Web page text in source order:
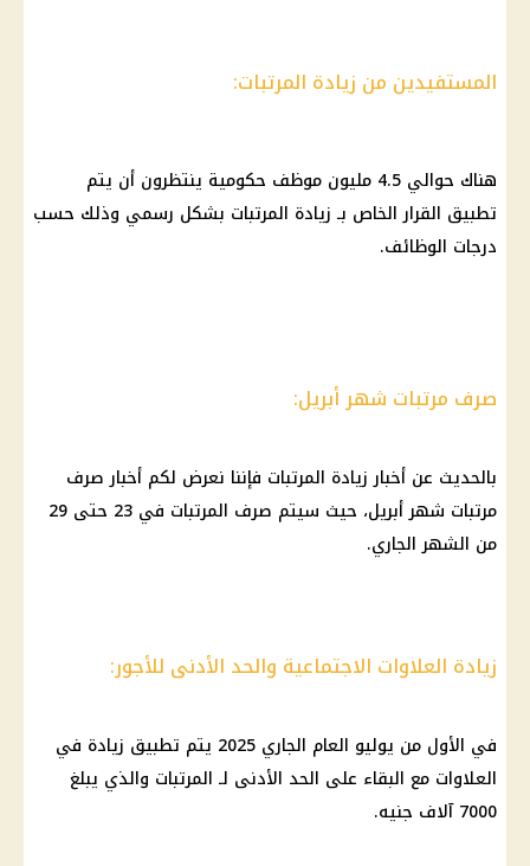
المستفيدين من زيادة المرتبات:
هناك حوالي 4.5 مليون موظف حكومية ينتظرون أن يتم
تطبيق القرار الخاص بـ زيادة المرتبات بشكل رسمي وذلك حسب
درجات الوظائف.
صرف مرتبات شهر أبريل:
بالحديث عن أخبارزيادة المرتبات فإننا نعرض لكم أخبارصرف
مرتبات شهر أبريل، حيث سيتم صرف المرتبات
في 23 حتى 29
من الشهر الجاري.
زيادة العلاوات الاجتماعية والحد الأدنى للأجور:
في الأول من يوليو العام الجاري 2025 يتم تطبيق زيادة في
العلاوات مع البقاء على الحد الأدنى لـ المرتبات والذي يبلغ
7000 آلاف جنيه.